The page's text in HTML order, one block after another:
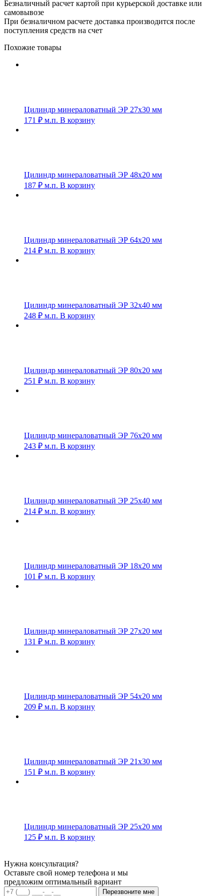
Безналичный расчет картой при курьерской доставке или
самовывозе
При безналичном расчете доставка производится после
поступления средств на счет
Похожие товары
Цилиндр минераловатный ЭР 27х30 мм
171 ₽ м.п. В корзину
Цилиндр минераловатный ЭР 48х20 мм
187 ₽ м.п. В корзину
Цилиндр минераловатный ЭР 64х20 мм
214 ₽ м.п. В корзину
Цилиндр минераловатный ЭР 32х40 мм
248 ₽ м.п. В корзину
Цилиндр минераловатный ЭР 80х20 мм
251 ₽ м.п. В корзину
Цилиндр минераловатный ЭР 76х20 мм
243 ₽ м.п. В корзину
Цилиндр минераловатный ЭР 25х40 мм
214 ₽ м.п. В корзину
Цилиндр минераловатный ЭР 18х20 мм
101 ₽ м.п. В корзину
Цилиндр минераловатный ЭР 27х20 мм
131 ₽ м.п. В корзину
Цилиндр минераловатный ЭР 54х20 мм
209 ₽ м.п. В корзину
Цилиндр минераловатный ЭР 21х30 мм
151 ₽ м.п. В корзину
Цилиндр минераловатный ЭР 25х20 мм
125 ₽ м.п. В корзину
Нужна консультация?
Оставьте свой номер телефона и мы
предложим оптимальный вариант
Перезвоните мне